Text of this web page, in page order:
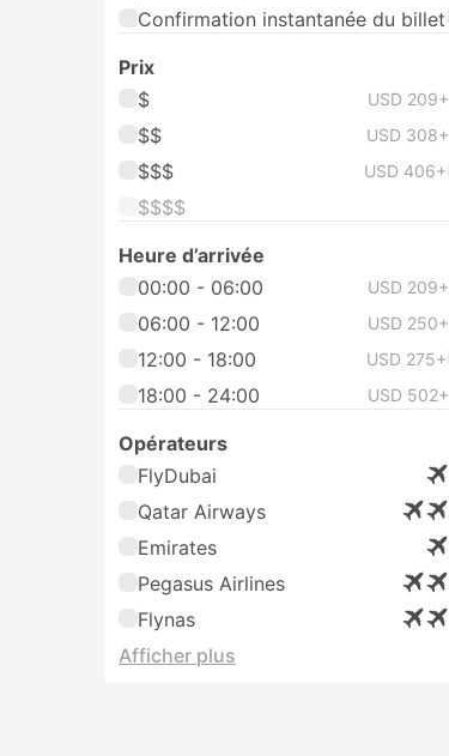
Confirmation instantanée du billet
Prix
$
USD 209+
$$ USD 308+
$$$ USD 406+
$$$$
Heure d’arrivée
00:00 - 06:00
USD 209+
06:00 - 12:00 USD 250+
12:00 - 18:00 USD 275+
18:00 - 24:00 USD 502+
Opérateurs
FlyDubai
Qatar Airways
Emirates
Pegasus Airlines
Flynas
Afficher plus